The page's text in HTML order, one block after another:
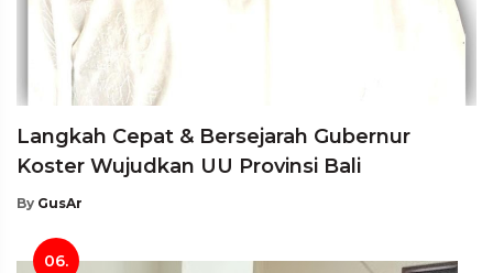
Langkah Cepat & Bersejarah Gubernur
Koster Wujudkan UU Provinsi Bali
By GusAr
06.